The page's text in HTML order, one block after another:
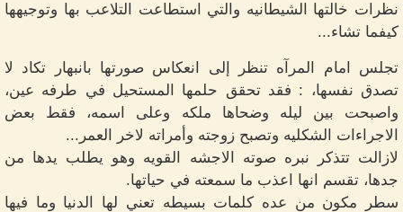
نظرات خالتها الشيطانيه والتي استطاعت التلاعب بها وتوجيهها
كيفما تشاء...
تجلس امام المرآه تنظر إلى انعكاس صورتها بانبهار تكاد لا
تصدق نفسها، : فقد تحقق حلمها المستحيل في طرفه عين،
واصبحت بين ليله وضحاها ملكه وعلى اسمه، فقط بعض
الاجراءات الشكليه وتصبح زوجته وأمراته لاخر العمر...
لازالت تتذكر نبره صوته الاجشه القويه وهو يطلب يدها من
جدها، تقسم انها اعذب ما سمعته في حياتها.
سطر مكون من عده كلمات بسيطه تعني لها الدنيا وما فيها